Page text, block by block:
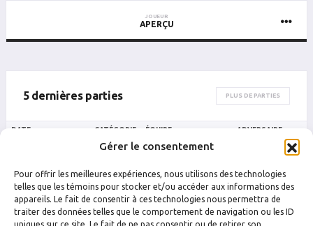
Gérer le consentement
Pour offrir les meilleures expériences, nous utilisons des technologies
telles que les témoins pour stocker et/ou accéder aux informations des
appareils. Le fait de consentir à ces technologies nous permettra de
traiter des données telles que le comportement de navigation ou les ID
JOUEUR
APERÇU
5 dernières parties PLUS DE PARTIES
DATE CATÉGORIE ÉQUIPE ADVERSAIRE
Drummondville Drummond
11 juillet 2024 22 h 20 A
Drummondville
Coffrage CPL
Drummond
Stars